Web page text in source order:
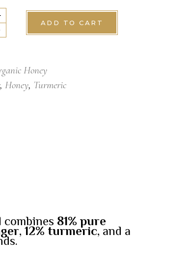
ADD TO CART
Honey
, Honey, Turmeric
81% pure
,12% turmeric, and a